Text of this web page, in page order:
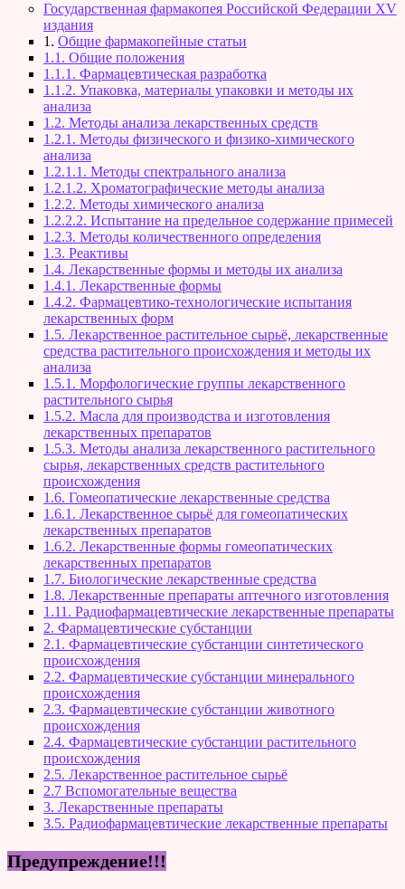
Государственная фармакопея Российской Федерации XV
издания
1. Общие фармакопейные статьи
1.1. Общие положения
1.1.1. Фармацевтическая разработка
1.1.2. Упаковка, материалы упаковки и методы их
анализа
1.2. Методы анализа лекарственных средств
1.2.1. Методы физического и физико-химического
анализа
1.2.1.1. Методы спектрального анализа
1.2.1.2. Хроматографические методы анализа
1.2.2. Методы химического анализа
1.2.2.2. Испытание на предельное содержание примесей
1.2.3. Методы количественного определения
1.3. Реактивы
1.4. Лекарственные формы и методы их анализа
1.4.1. Лекарственные формы
1.4.2. Фармацевтико-технологические испытания
лекарственных форм
1.5. Лекарственное растительное сырьё, лекарственные
средства растительного происхождения и методы их
анализа
1.5.1. Морфологические группы лекарственного
растительного сырья
1.5.2. Масла для производства и изготовления
лекарственных препаратов
1.5.3. Методы анализа лекарственного растительного
сырья, лекарственных средств растительного
происхождения
1.6. Гомеопатические лекарственные средства
1.6.1. Лекарственное сырьё для гомеопатических
лекарственных препаратов
1.6.2. Лекарственные формы гомеопатических
лекарственных препаратов
1.7. Биологические лекарственные средства
1.8. Лекарственные препараты аптечного изготовления
1.11. Радиофармацевтические лекарственные препараты
2. Фармацевтические субстанции
2.1. Фармацевтические субстанции синтетического
происхождения
2.2. Фармацевтические субстанции минерального
происхождения
2.3. Фармацевтические субстанции животного
происхождения
2.4. Фармацевтические субстанции растительного
происхождения
2.5. Лекарственное растительное сырьё
2.7 Вспомогательные вещества
3. Лекарственные препараты
3.5. Радиофармацевтические лекарственные препараты
Предупреждение!!!